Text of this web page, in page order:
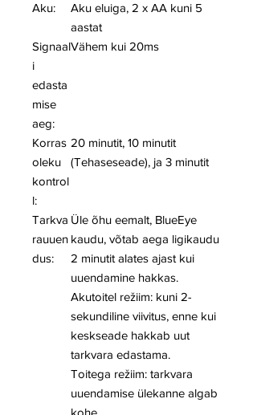
Aku:
Aku eluiga, 2 x AA kuni 5
aastat
Signaal
i
edasta
mise
aeg:
Vähem kui 20ms
Korras
oleku
kontrol
l:
20 minutit, 10 minutit
(Tehaseseade), ja 3 minutit
Tarkva
rauuen
dus:
Üle õhu eemalt, BlueEye
kaudu, võtab aega ligikaudu
2 minutit alates ajast kui
uuendamine hakkas.
Akutoitel režiim: kuni 2-
sekundiline viivitus, enne kui
keskseade hakkab uut
tarkvara edastama.
Toitega režiim: tarkvara
uuendamise ülekanne algab